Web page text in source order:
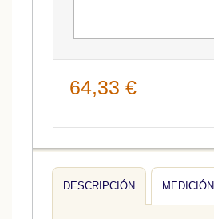
64,33 €
DESCRIPCIÓN MEDICIÓN